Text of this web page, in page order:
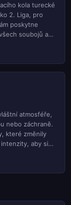
kola turecké
2. Liga, pro
poskytne
soubojů a
tabulky. Naše
formu hráčů
o prvních
je pro vás
detailní rozbor
na úspěšný
Sledujte naše
dění v
atmosféře,
nebo záchraně.
které změnily
aby si
Toto kolo
zanechají